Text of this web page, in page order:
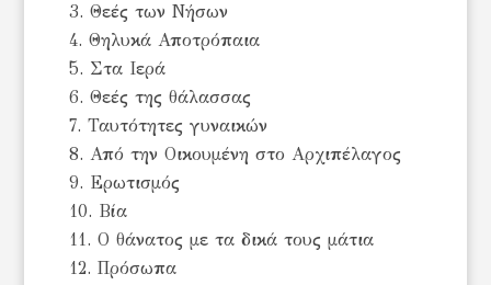
3. Θεές των Νήσων
4. Θηλυκά Αποτρόπαια
5. Στα Ιερά
6. Θεές της θάλασσας
7. Ταυτότητες γυναικών
8. Από την Οικουμένη στο Αρχιπέλαγος
9. Ερωτισμός
10. Βία
11. Ο θάνατος με τα δικά τους μάτια
12. Πρόσωπα